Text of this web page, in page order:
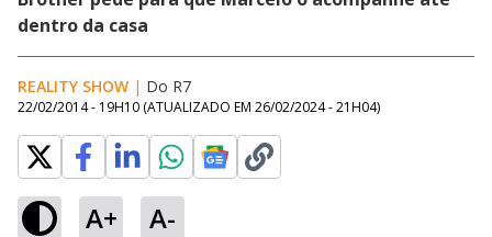
dentro da casa
REALITY SHOW | Do R7
22/02/2014 - 19H10 (ATUALIZADO EM 26/02/2024 - 21H04)
A+ A-